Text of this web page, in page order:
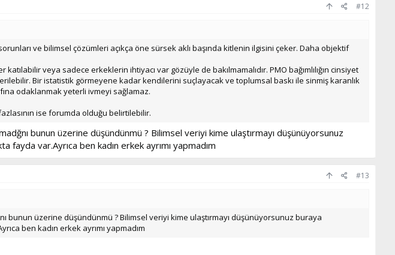
#12
ve bilimsel çözümleri açıkça öne sürsek aklı başında kitlenin ilgisini çeker. Daha objektif
veya sadece erkeklerin ihtiyacı var gözüyle de bakılmamalıdır. PMO bağımlılığın cinsiyet
Bir istatistik görmeyene kadar kendilerini suçlayacak ve toplumsal baskı ile sinmiş karanlık
odaklanmak yeterli ivmeyi sağlamaz.
ise forumda olduğu belirtilebilir.
bunun üzerine düşündünmü ? Bilimsel veriyi kime ulaştırmayı düşünüyorsunuz
var.Ayrıca ben kadın erkek ayrımı yapmadım
#13
bunun üzerine düşündünmü ? Bilimsel veriyi kime ulaştırmayı düşünüyorsunuz buraya
ben kadın erkek ayrımı yapmadım